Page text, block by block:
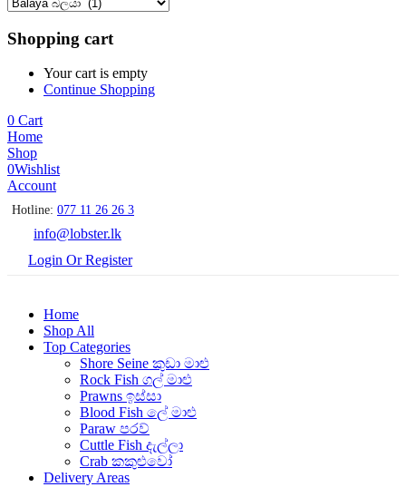
Shopping cart
Your cart is empty
Continue Shopping
0 Cart
Home
Shop
0Wishlist
Account
Hotline: 077 11 26 26 3
info@lobster.lk
Login Or Register
Home
Shop All
Top Categories
Shore Seine කුඩා මාළු
Rock Fish ගල් මාළු
Prawns ඉස්සා
Blood Fish ලේ මාළු
Paraw පරව්
Cuttle Fish දැල්ලා
Crab කකුළුවෝ
Delivery Areas